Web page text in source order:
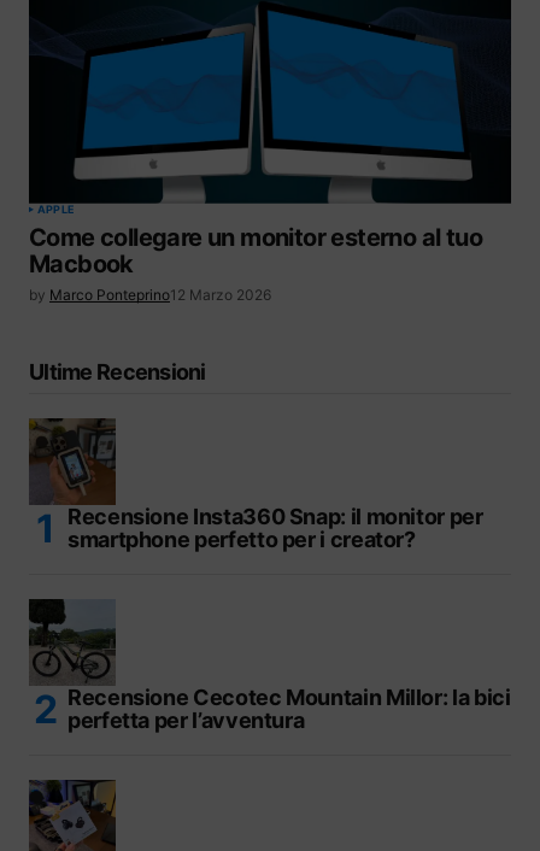
APPLE
Come collegare un monitor esterno al tuo
Macbook
by Marco Ponteprino12 Marzo 2026
Ultime Recensioni
Recensione Insta360 Snap: il monitor per
smartphone perfetto per i creator?
Recensione Cecotec Mountain Millor: la bici
perfetta per l’avventura